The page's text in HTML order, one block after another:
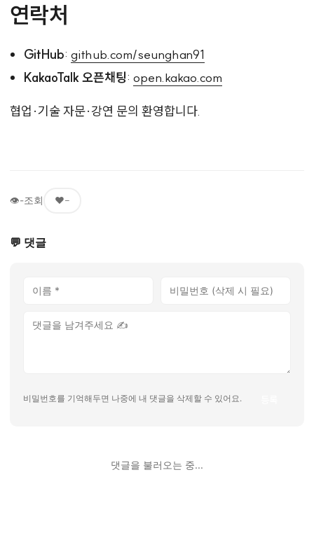
연락처
GitHub: github.com/seunghan91
KakaoTalk 오픈채팅: open.kakao.com
협업·기술 자문·강연 문의 환영합니다.
👁-조회 ❤️-
💬 댓글
비밀번호를 기억해두면 나중에 내 댓글을 삭제할 수 있어요.
댓글을 불러오는 중...